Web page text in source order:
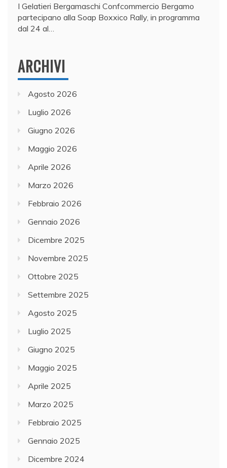
I Gelatieri Bergamaschi Confcommercio Bergamo
partecipano alla Soap Boxxico Rally, in programma
dal 24 al…
ARCHIVI
Agosto 2026
Luglio 2026
Giugno 2026
Maggio 2026
Aprile 2026
Marzo 2026
Febbraio 2026
Gennaio 2026
Dicembre 2025
Novembre 2025
Ottobre 2025
Settembre 2025
Agosto 2025
Luglio 2025
Giugno 2025
Maggio 2025
Aprile 2025
Marzo 2025
Febbraio 2025
Gennaio 2025
Dicembre 2024